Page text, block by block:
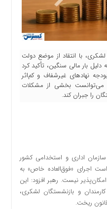
با انتقاد از موضع دولت
بار مالی سنگین، تأکید کرد
نهادهای غیرشفاف و کم‌اثر
می‌توانست بخشی از مشکلات
را جبران کند.
اداری و استخدامی کشور
اجرای «فوق‌العاده خاص» به
نیست. رهبر افزود: این
و بازنشستگان لشکری،
ریخت.